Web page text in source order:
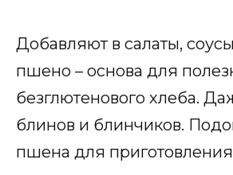
Добавляют в салаты,
пшено – основа для
безглютенового хлеба.
блинов и блинчиков.
пшена для